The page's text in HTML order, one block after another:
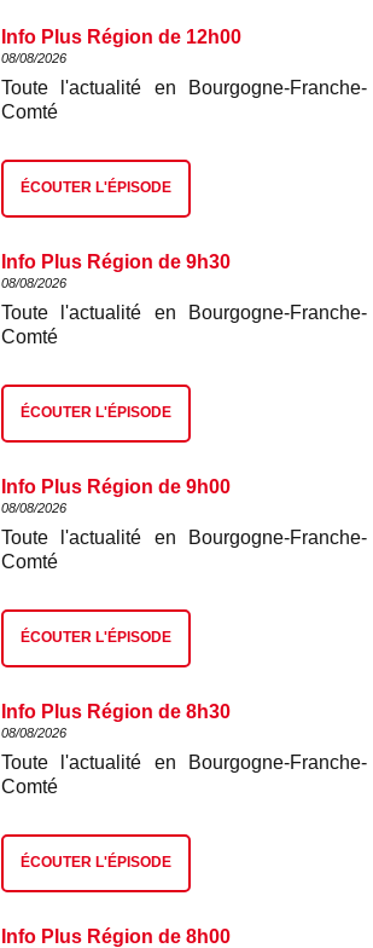
Info Plus Région de 12h00
08/08/2026
Toute l'actualité en Bourgogne-Franche-
Comté
ÉCOUTER L'ÉPISODE
Info Plus Région de 9h30
08/08/2026
Toute l'actualité en Bourgogne-Franche-
Comté
ÉCOUTER L'ÉPISODE
Info Plus Région de 9h00
08/08/2026
Toute l'actualité en Bourgogne-Franche-
Comté
ÉCOUTER L'ÉPISODE
Info Plus Région de 8h30
08/08/2026
Toute l'actualité en Bourgogne-Franche-
Comté
ÉCOUTER L'ÉPISODE
Info Plus Région de 8h00